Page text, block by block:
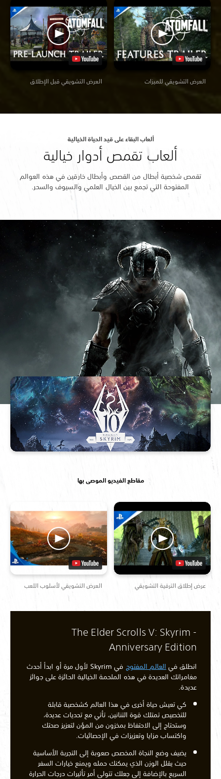
العرض التشويقي قبل الإطلاق العرض التشويقي للميزات
ألعاب البقاء على قيد الحياة الخيالية
ألعاب تقمص أدوار خيالية
تقمص شخصية أبطال من القصص وأبطال خارقين في هذه العوالم
المفتوحة التي تجمع بين الخيال العلمي والسيوف والسحر.
مقاطع الفيديو الموصى بها
العرض التشويقي لأسلوب اللعب عرض إطلاق الترقية التشويقي
The Elder Scrolls V: Skyrim -
Anniversary Edition
انطلق فيالعالم المفتوح
في Skyrim لأول مرة أو ابدأ أحدث
مغامراتك العديدة في هذه الملحمة الخيالية الحائزة على جوائز
عديدة.
كي تعيش حياة أخرى في هذا العالم كشخصية قابلة
للتخصيص تمتلك قوة التنانين، تأتي مع تحديات عديدة،
وستحتاج إلى الاحتفاظ بمخزون من المؤن لتعزيز صحتك
واكتساب مزايا وتعزيزات في الإحصائيات.
يضيف وضع النجاة المخصص صعوبة إلى التجربة الأساسية
حيث يقلل الوزن الذي يمكنك حمله ويمنع خيارات السفر
السريع بالإضافة إلى جعلك تتولى أمر تأثيرات درجات الحرارة